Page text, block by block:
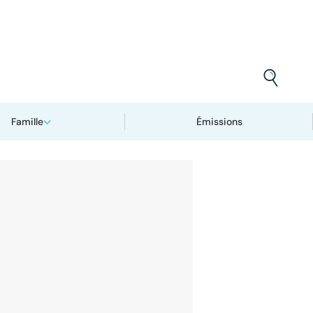
Famille Émissions